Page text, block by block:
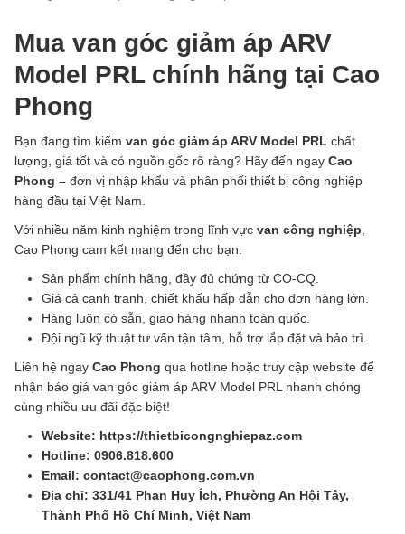
Mua van góc giảm áp ARV
Model PRL chính hãng tại Cao
Phong
Bạn đang tìm kiếm van góc giảm áp ARV Model PRL chất
lượng, giá tốt và có nguồn gốc rõ ràng? Hãy đến ngay Cao
Phong – đơn vị nhập khẩu và phân phối thiết bị công nghiệp
hàng đầu tại Việt Nam.
Với nhiều năm kinh nghiệm trong lĩnh vực van công nghiệp
Cao Phong cam kết mang đến cho bạn:
Sản phẩm chính hãng, đầy đủ chứng từ CO-CQ.
Giá cả cạnh tranh, chiết khấu hấp dẫn cho đơn hàng lớn.
Hàng luôn có sẵn, giao hàng nhanh toàn quốc.
Đội ngũ kỹ thuật tư vấn tận tâm, hỗ trợ lắp đặt và bảo trì.
Liên hệ ngay Cao Phong qua hotline hoặc truy cập website để
nhận báo giá van góc giảm áp ARV Model PRL nhanh chóng
cùng nhiều ưu đãi đặc biệt!
Website: https://thietbicongnghiepaz.com
Hotline: 0906.818.600
Email: contact@caophong.com.vn
Địa chỉ: 331/41 Phan Huy Ích, Phường An Hội Tây,
Thành Phố Hồ Chí Minh, Việt Nam